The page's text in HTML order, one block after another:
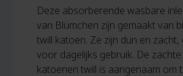
Deze absorberende wasbare
van Blümchen zijn gemaakt van
twill katoen. Ze zijn dun en zacht,
voor dagelijks gebruik. De
katoenen twill is aangenaam om